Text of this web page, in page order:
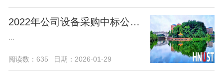
2022年公司设备采购中标公告（项目编号：
...
阅读数：635 日期：2026-01-29